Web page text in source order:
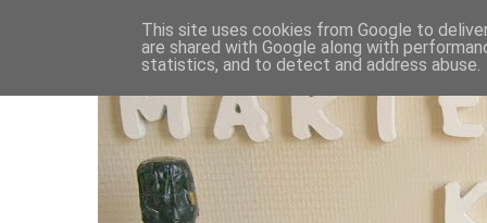
This site uses cookies from Google to
are shared with Google along with
statistics, and to detect and address abuse.